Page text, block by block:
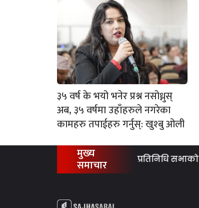
३५ वर्ष के भयो भनेर प्रश्न नसोध्नुस्
अब, ३५ वर्षमा उहाँहरुले नगरेका
कामहरु तपाईहरु गर्नुस्: खुश्बु ओली
मुख्य
समाचार प्रतिनिधि सभाको